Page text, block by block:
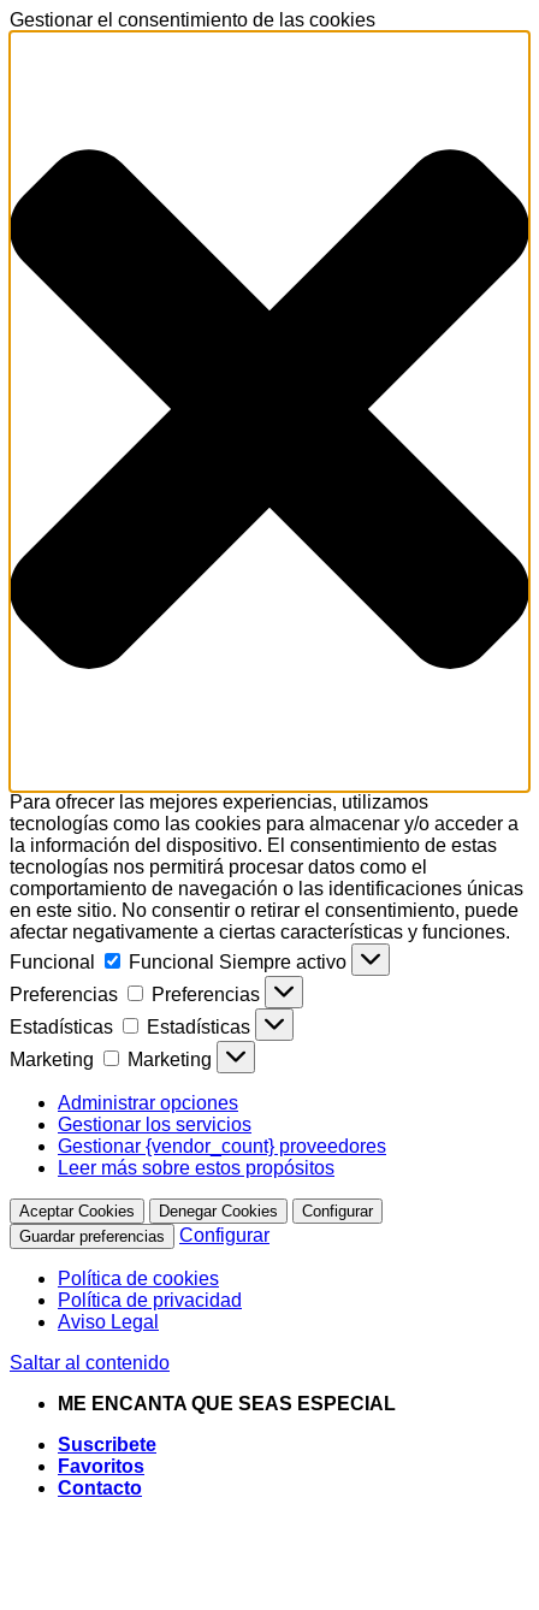
Gestionar el consentimiento de las cookies
Para ofrecer las mejores experiencias, utilizamos
tecnologías como las cookies para almacenar y/o acceder a
la información del dispositivo. El consentimiento de estas
tecnologías nos permitirá procesar datos como el
comportamiento de navegación o las identificaciones únicas
en este sitio. No consentir o retirar el consentimiento, puede
afectar negativamente a ciertas características y funciones.
Funcional
Funcional Siempre activo
Preferencias
Preferencias
Estadísticas
Estadísticas
Marketing
Marketing
Administrar opciones
Gestionar los servicios
Gestionar {vendor_count} proveedores
Leer más sobre estos propósitos
Aceptar Cookies Denegar Cookies
Configurar
Guardar preferencias
Configurar
Política de cookies
Política de privacidad
Aviso Legal
Saltar al contenido
ME ENCANTA QUE SEAS ESPECIAL
Suscribete
Favoritos
Contacto